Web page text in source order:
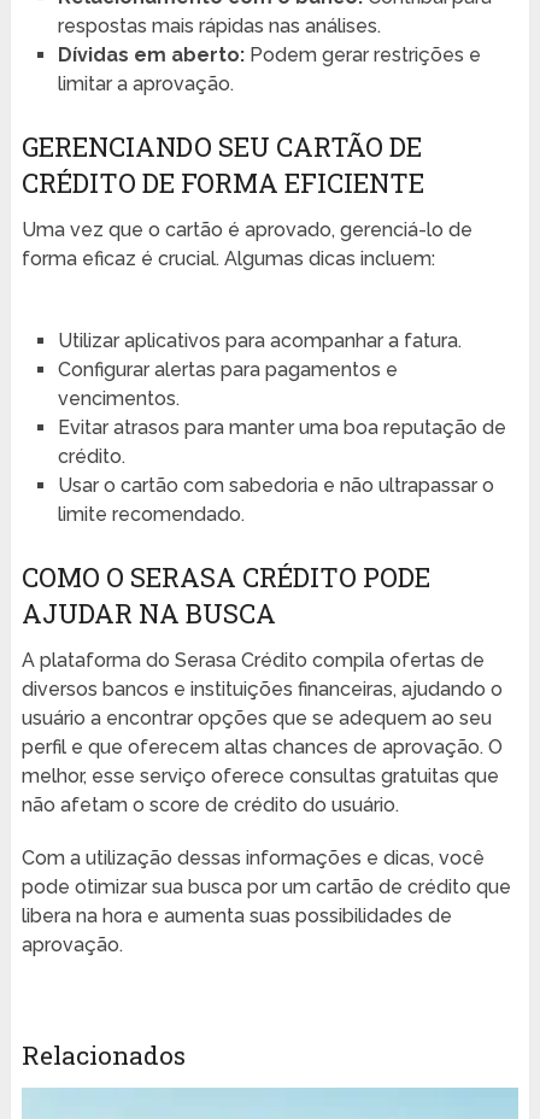
respostas mais rápidas nas análises.
Dívidas em aberto:Podem gerar restrições e
limitar a aprovação.
GERENCIANDO SEU CARTÃO DE
CRÉDITO DE FORMA EFICIENTE
Uma vez que o cartão é aprovado, gerenciá-lo de
forma eficaz é crucial. Algumas dicas incluem:
Utilizar aplicativos para acompanhar a fatura.
Configurar alertas para pagamentos e
vencimentos.
Evitar atrasos para manter uma boa reputação de
crédito.
Usar o cartão com sabedoria e não ultrapassar o
limite recomendado.
COMO O SERASA CRÉDITO PODE
AJUDAR NA BUSCA
A plataforma do Serasa Crédito compila ofertas de
diversos bancos e instituições financeiras, ajudando o
usuário a encontrar opções que se adequem ao seu
perfil e que oferecem altas chances de aprovação. O
melhor, esse serviço oferece consultas gratuitas que
não afetam o score de crédito do usuário.
Com a utilização dessas informações e dicas, você
pode otimizar sua busca por um cartão de crédito que
libera na hora e aumenta suas possibilidades de
aprovação.
Relacionados